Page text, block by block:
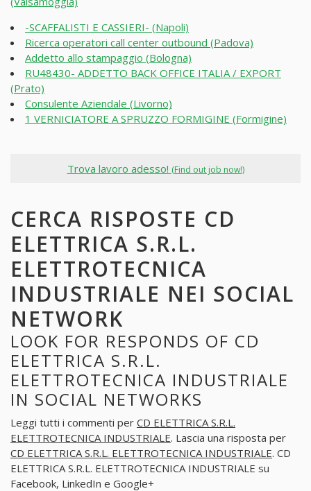
-SCAFFALISTI E CASSIERI- (Napoli)
Ricerca operatori call center outbound (Padova)
Addetto allo stampaggio (Bologna)
RU48430- ADDETTO BACK OFFICE ITALIA / EXPORT
(Prato)
Consulente Aziendale (Livorno)
1 VERNICIATORE A SPRUZZO FORMIGINE (Formigine)
Trova lavoro adesso! (Find out job now!)
CERCA RISPOSTE CD
ELETTRICA S.R.L.
ELETTROTECNICA
INDUSTRIALE NEI SOCIAL
NETWORK
LOOK FOR RESPONDS OF CD
ELETTRICA S.R.L.
ELETTROTECNICA INDUSTRIALE
IN SOCIAL NETWORKS
Leggi tutti i commenti per CD ELETTRICA S.R.L.
ELETTROTECNICA INDUSTRIALE. Lascia una risposta per
CD ELETTRICA S.R.L. ELETTROTECNICA INDUSTRIALE. CD
ELETTRICA S.R.L. ELETTROTECNICA INDUSTRIALE su
Facebook, LinkedIn e Google+